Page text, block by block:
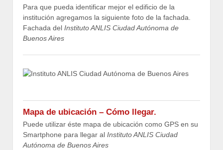
Para que pueda identificar mejor el edificio de la
institución agregamos la siguiente foto de la fachada.
Fachada del Instituto ANLIS Ciudad Autónoma de
Buenos Aires
Mapa de ubicación – Cómo llegar.
Puede utilizar éste mapa de ubicación como GPS en su
Smartphone para llegar al Instituto ANLIS Ciudad
Autónoma de Buenos Aires